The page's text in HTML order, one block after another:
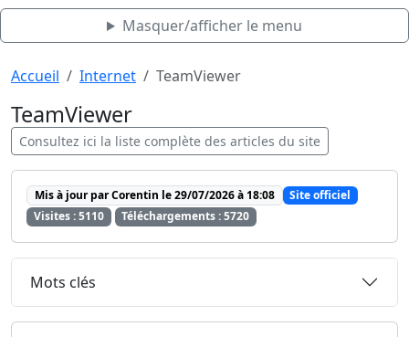
Masquer/afficher le menu
Aller au contenu principal
Accueil Internet TeamViewer
TeamViewer
Consultez ici la liste complète des articles du site
Mis à jour par Corentin le 29/07/2026 à 18:08
Site officiel
Visites : 5110
Téléchargements : 5720
Mots clés